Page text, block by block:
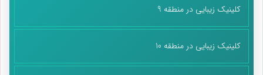
کلینیک زیبایی در منطقه 9
کلینیک زیبایی در منطقه 10